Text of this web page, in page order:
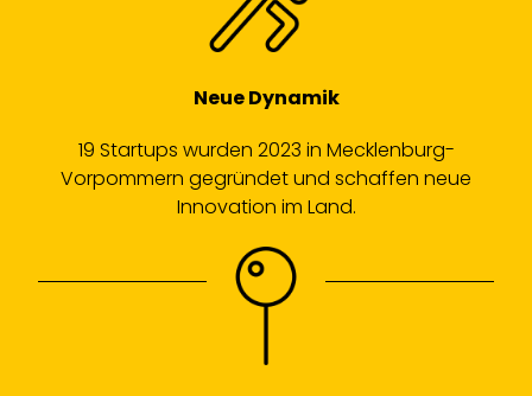
Neue Dynamik
19 Startups wurden 2023 in Mecklenburg-
Vorpommern gegründet und schaffen neue
Innovation im Land.